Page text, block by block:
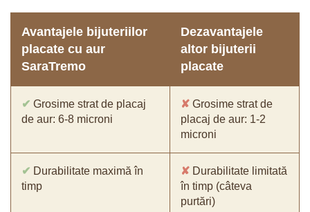
Avantajele bijuteriilor
placate cu aur
SaraTremo
Dezavantajele
altor bijuterii
placate
✔ Grosime strat de placaj
de aur: 6-8 microni
✘ Grosime strat de
placaj de aur: 1-2
microni
✔ Durabilitate maximă în
timp
✘ Durabilitate limitată
în timp (câteva
purtări)